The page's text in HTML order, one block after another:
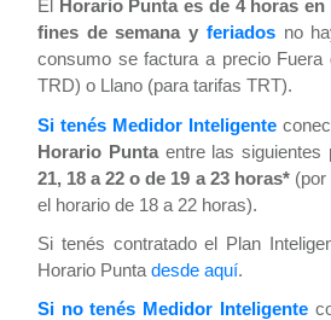
El Horario Punta es de 4 horas
fines de semana y feriadosno
consumo se factura a precio Fuera
TRD) o Llano (para tarifas TRT).
Si tenés Medidor Inteligente
Horario Punta entre las siguientes
21, 18 a 22 o de 19 a 23 horas*(por
el horario de 18 a 22 horas).
Si tenés contratado el Plan
Horario Punta desde aquí.
Si no tenés Medidor Inteligente